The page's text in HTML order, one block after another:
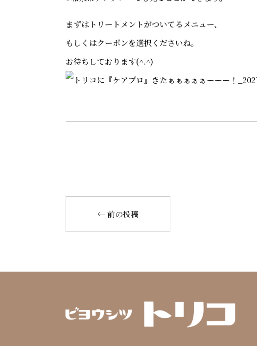
まずはトリートメントがついてるメニュー、
もしくはクーポンを選択くださいね。
お待ちしております(^.^)
←前の投稿